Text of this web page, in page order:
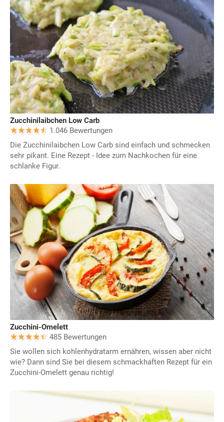
Zucchinilaibchen Low Carb
1.046 Bewertungen
Die Zucchinilaibchen Low Carb sind einfach und schmecken
sehr pikant. Eine Rezept - Idee zum Nachkochen für eine
schlanke Figur.
Zucchini-Omelett
485 Bewertungen
Sie wollen sich kohlenhydratarm ernähren, wissen aber nicht
wie? Dann sind Sie bei diesem schmackhaften Rezept für ein
Zucchini-Omelett genau richtig!